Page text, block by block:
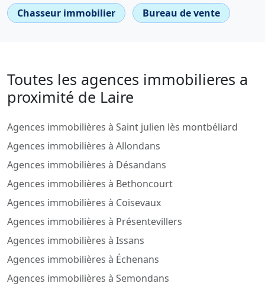
Chasseur immobilier
Bureau de vente
Toutes les agences immobilieres a
proximité de Laire
Agences immobilières à Saint julien lès montbéliard
Agences immobilières à Allondans
Agences immobilières à Désandans
Agences immobilières à Bethoncourt
Agences immobilières à Coisevaux
Agences immobilières à Présentevillers
Agences immobilières à Issans
Agences immobilières à Échenans
Agences immobilières à Semondans